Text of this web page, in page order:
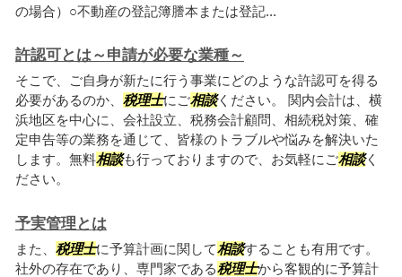
の場合）○不動産の登記簿謄本または登記...
許認可とは～申請が必要な業種～
そこで、ご自身が新たに行う事業にどのような許認可を得る
必要があるのか、 税理士にご相談ください。 関内会計は、横
浜地区を中心に、会社設立、税務会計顧問、相続税対策、確
定申告等の業務を通じて、皆様のトラブルや悩みを解決いた
します。無料相談も行っておりますので、お気軽にご相談く
ださい。
予実管理とは
また、 税理士に予算計画に関して相談することも有用です。
社外の存在であり、専門家である税理士から客観的に予算計